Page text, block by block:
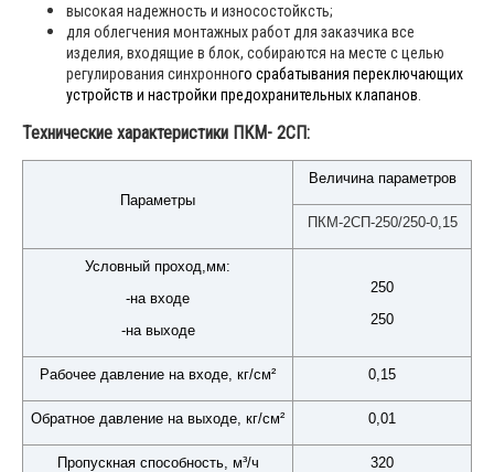
высокая надежность и износостойксть;
для облегчения монтажных работ для заказчика все
изделия, входящие в блок, собираются на месте с целью
регулирования синхронного срабатывания переключающих
устройств и настройки предохранительных клапанов.
Технические характеристики ПКМ- 2СП:
Параметры
Величина параметров
ПКМ-2СП-250/250-0,15
Условный проход,мм:
-на входе
-на выходе
250
250
Рабочее давление на входе, кг/см² 0,15
Обратное давление на выходе, кг/см² 0,01
Пропускная способность, м³/ч 320